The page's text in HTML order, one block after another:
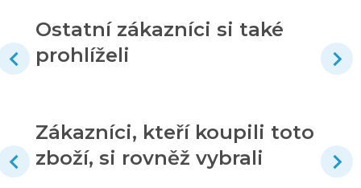
Ostatní zákazníci si také
prohlíželi
Zákazníci, kteří koupili toto
zboží, si rovněž vybrali